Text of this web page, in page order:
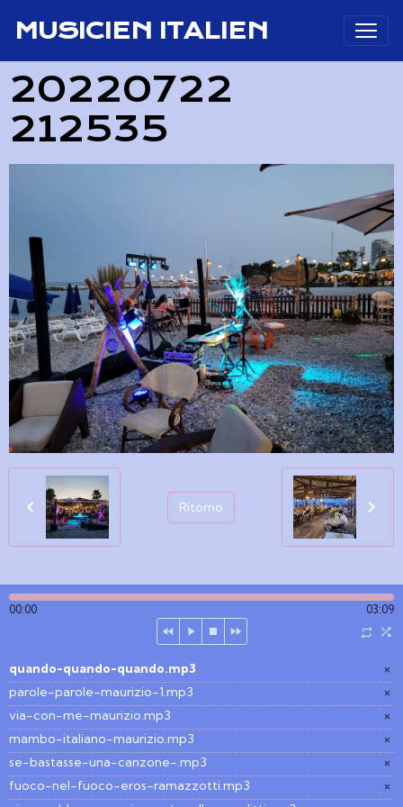
MUSICIEN ITALIEN
20220722
212535
Ritorno
00:00 03:09
×
quando-quando-quando.mp3
×
parole-parole-maurizio-1.mp3
×
via-con-me-maurizio.mp3
×
mambo-italiano-maurizio.mp3
×
se-bastasse-una-canzone-.mp3
×
fuoco-nel-fuoco-eros-ramazzotti.mp3